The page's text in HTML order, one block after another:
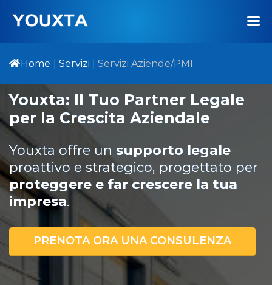
Home Servizi Servizi Aziende/PMI
Youxta: Il Tuo Partner Legale
per la Crescita Aziendale
Youxta offre un supporto legale
proattivo e strategico, progettato per
proteggere e far crescere la tua
impresa.
PRENOTA ORA UNA CONSULENZA